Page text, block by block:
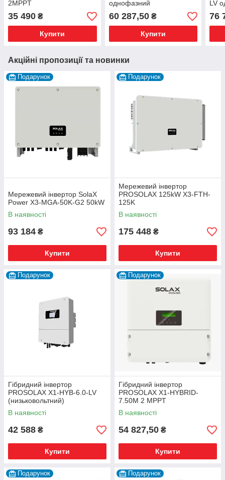
2MPPT
35 490 ₴
Купити
однофазний
60 287,50₴
Купити
LV
76
Акційні пропозиції та новинки
Подарунок
Мережевий інвертор SolaX
Power X3-MGA-50K-G2 50kW
В наявності
93 184 ₴
Купити
Подарунок
Мережевий інвертор
PROSOLAX 125kW X3-FTH-
125K
В наявності
175 448 ₴
Купити
Подарунок
Гібридний інвертор
PROSOLAX X1-HYB-6.0-LV
(низьковольтний)
В наявності
42 588 ₴
Купити
Подарунок
Гібридний інвертор
PROSOLAX X1-HYBRID-
7.50M 2 MPPT
В наявності
54 827,50 ₴
Купити
Подарунок Подарунок